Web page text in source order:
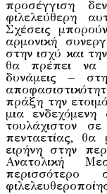
προσέγγιση
φιλελεύθερη
Σχέσεις
αρμονική
στην ισχύ και
θα πρέπει να
δυνάμεις –
πράξη την
μια ενδεχόμενη
τουλάχιστον
πενταετίας,
ειρήνη στην
Ανατολική